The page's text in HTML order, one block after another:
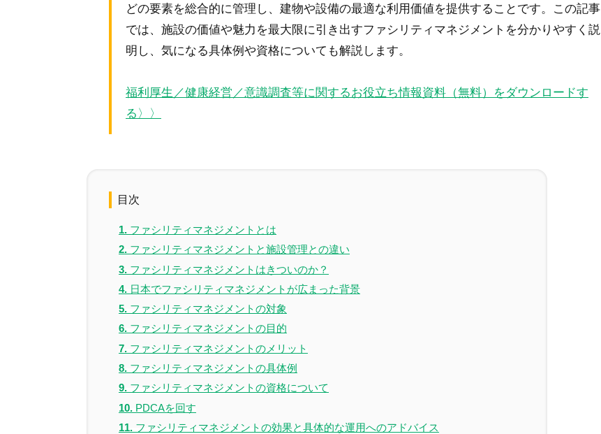
どの要素を総合的に管理し、建物や設備の最適な利用価値を提供することです。この記事
では、施設の価値や魅力を最大限に引き出すファシリティマネジメントを分かりやすく説
明し、気になる具体例や資格についても解説します。
福利厚生／健康経営／意識調査等に関するお役立ち情報資料（無料）をダウンロードす
る〉〉
目次
ファシリティマネジメントとは
ファシリティマネジメントと施設管理との違い
ファシリティマネジメントはきついのか？
日本でファシリティマネジメントが広まった背景
ファシリティマネジメントの対象
ファシリティマネジメントの目的
ファシリティマネジメントのメリット
ファシリティマネジメントの具体例
ファシリティマネジメントの資格について
PDCAを回す
ファシリティマネジメントの効果と具体的な運用へのアドバイス